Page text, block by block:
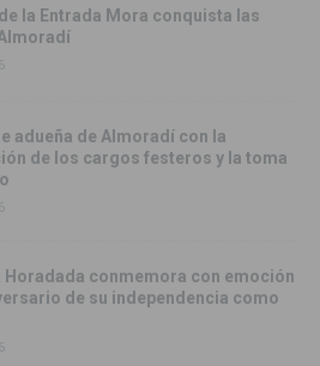
la Entrada Mora conquista las
adueña de Almoradí con la
de los cargos festeros y la toma
Horadada conmemora con emoción
de su independencia como